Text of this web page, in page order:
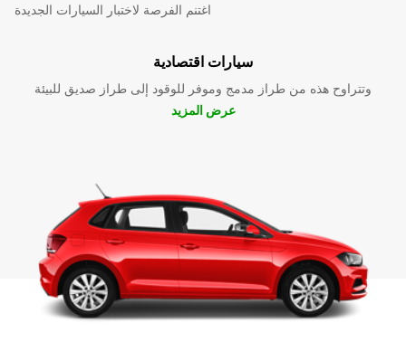
اغتنم الفرصة لاختبار السيارات الجديدة
سيارات اقتصادية
وتتراوح هذه من طراز مدمج وموفر للوقود إلى طراز صديق للبيئة
عرض المزيد